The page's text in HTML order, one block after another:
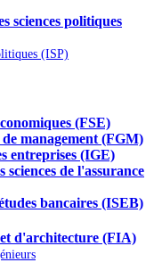
sciences politiques
(ISP)
(FSE)
management (FGM)
entreprises (IGE)
de l'assurance
bancaires (ISEB)
d'architecture (FIA)